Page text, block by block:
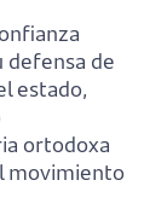
defensa de
estado,
ortodoxa
movimiento